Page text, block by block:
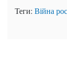
Теги: Війна